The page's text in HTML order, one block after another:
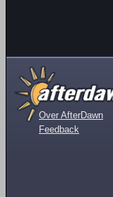
Over AfterDawn
Feedback